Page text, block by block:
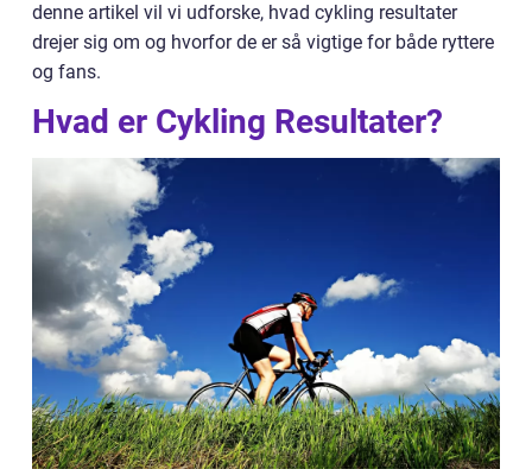
denne artikel vil vi udforske, hvad cykling resultater
drejer sig om og hvorfor de er så vigtige for både ryttere
og fans.
Hvad er Cykling Resultater?